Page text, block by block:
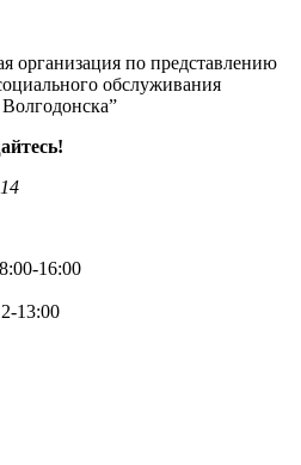
организация по представлению
обслуживания
8:00-16:00
13:00